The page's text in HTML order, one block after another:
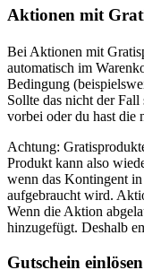
Aktionen mit
Bei Aktionen mit
automatisch im
Bedingung
Sollte das nicht der
vorbei oder du hast die
Achtung:
Produkt kann also
wenn das Kontingent
aufgebraucht wird.
Wenn die Aktion
hinzugefügt. Deshalb
Gutschein einlösen